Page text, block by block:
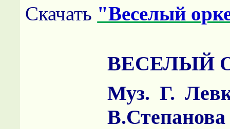
Скачать "Веселый
ВЕСЕЛЫЙ
Муз. Г.
В.Степанова